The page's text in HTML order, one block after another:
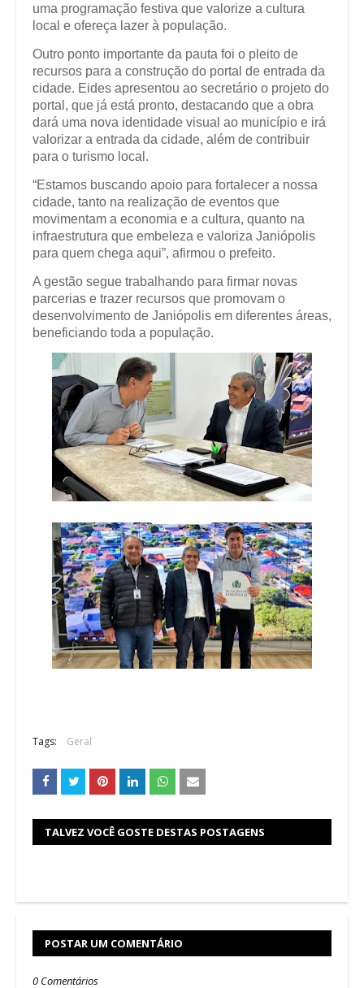
uma programação festiva que valorize a cultura
local e ofereça lazer à população.
Outro ponto importante da pauta foi o pleito de
recursos para a construção do portal de entrada da
cidade. Eides apresentou ao secretário o projeto do
portal, que já está pronto, destacando que a obra
dará uma nova identidade visual ao município e irá
valorizar a entrada da cidade, além de contribuir
para o turismo local.
“Estamos buscando apoio para fortalecer a nossa
cidade, tanto na realização de eventos que
movimentam a economia e a cultura, quanto na
infraestrutura que embeleza e valoriza Janiópolis
para quem chega aqui”, afirmou o prefeito.
A gestão segue trabalhando para firmar novas
parcerias e trazer recursos que promovam o
desenvolvimento de Janiópolis em diferentes áreas,
beneficiando toda a população.
Tags: Geral
TALVEZ VOCÊ GOSTE DESTAS POSTAGENS
POSTAR UM COMENTÁRIO
0 Comentários